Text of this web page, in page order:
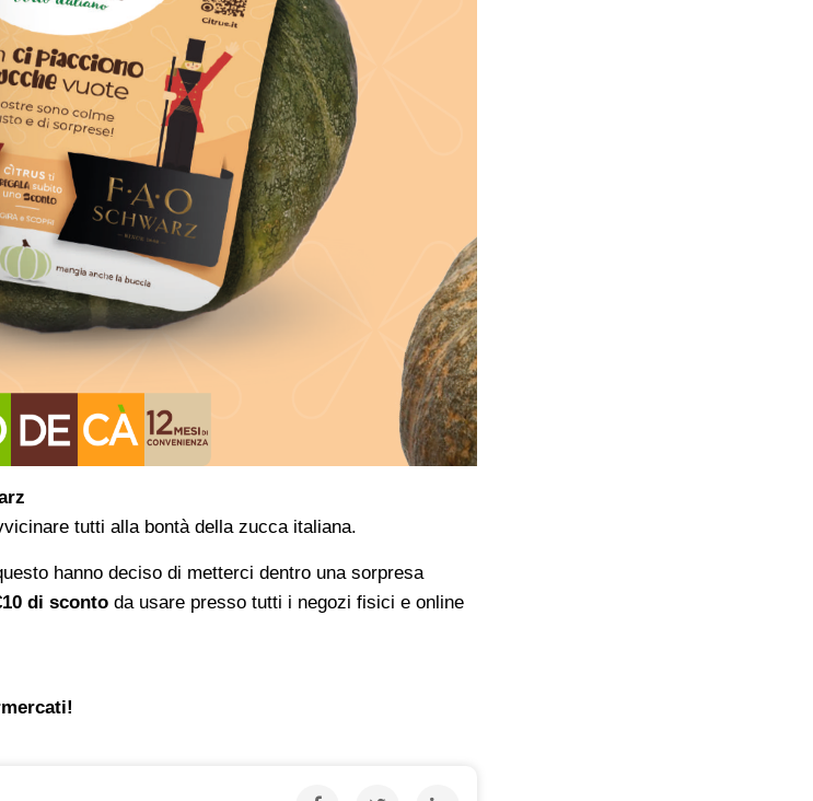
tutti alla bontà della zucca italiana.
hanno deciso di metterci dentro una sorpresa
di sconto da usare presso tutti i negozi fisici e online